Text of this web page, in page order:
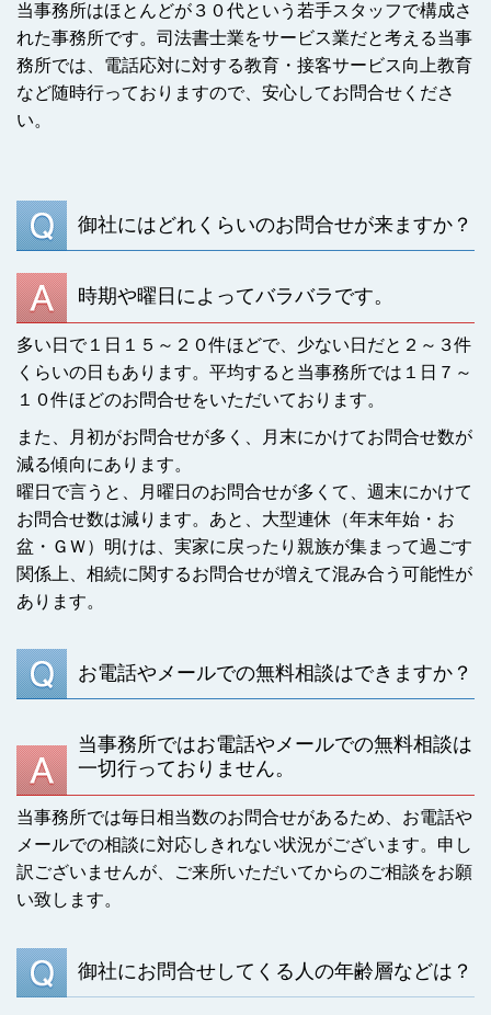
当事務所はほとんどが３０代という若手スタッフで構成さ
れた事務所です。司法書士業をサービス業だと考える当事
務所では、電話応対に対する教育・接客サービス向上教育
など随時行っておりますので、安心してお問合せくださ
い。
御社にはどれくらいのお問合せが来ますか？
時期や曜日によってバラバラです。
多い日で１日１５～２０件ほどで、少ない日だと２～３件
くらいの日もあります。平均すると当事務所では１日７～
１０件ほどのお問合せをいただいております。
また、月初がお問合せが多く、月末にかけてお問合せ数が
減る傾向にあります。
曜日で言うと、月曜日のお問合せが多くて、週末にかけて
お問合せ数は減ります。あと、大型連休（年末年始・お
盆・ＧＷ）明けは、実家に戻ったり親族が集まって過ごす
関係上、相続に関するお問合せが増えて混み合う可能性が
あります。
お電話やメールでの無料相談はできますか？
当事務所ではお電話やメールでの無料相談は
一切行っておりません。
当事務所では毎日相当数のお問合せがあるため、お電話や
メールでの相談に対応しきれない状況がございます。申し
訳ございませんが、ご来所いただいてからのご相談をお願
い致します。
御社にお問合せしてくる人の年齢層などは？